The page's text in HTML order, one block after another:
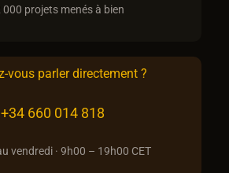
000 projets menés à bien
vous parler directement ?
+34 660 014 818
vendredi · 9h00 – 19h00 CET